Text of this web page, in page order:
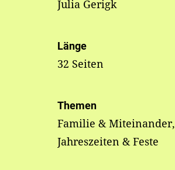
Julia Gerigk
Länge
32 Seiten
Themen
Familie & Miteinander,
Jahreszeiten & Feste